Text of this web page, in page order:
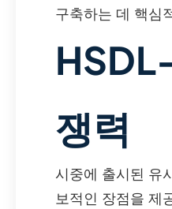
구축하는 데 핵심
쟁력
시중에 출시된 유
보적인 장점을 제